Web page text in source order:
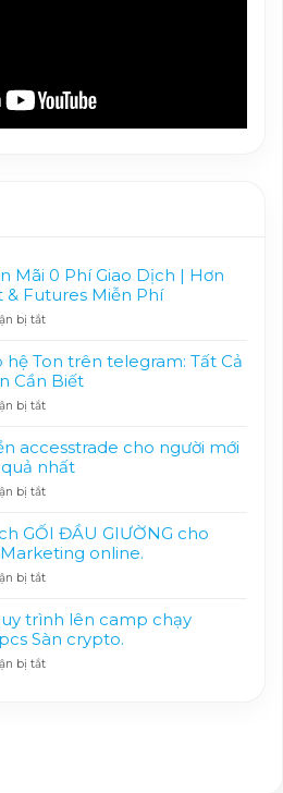
Mãi 0 Phí Giao Dịch | Hơn
& Futures Miễn Phí
bị tắtở
Khuyến
Mãi
0
Phí
Hơn
100
Spot
Futures
Miễn
hệ Ton trên telegram: Tất Cả
Cần Biết
bị tắtở
Airdrop
hệ
Ton
trên
Tất
Những
Gì
Cần
Biết
accesstrade cho người mới
nhất
bị tắtở
kiếm
tiền
accesstrade
cho
mới
bắt
đầu
hiệu
GỐI ĐẦU GIƯỜNG cho
online.
bị tắtở
cuốn
sách
GỐI
trình lên camp chạy
Sàn crypto.
bị tắtở